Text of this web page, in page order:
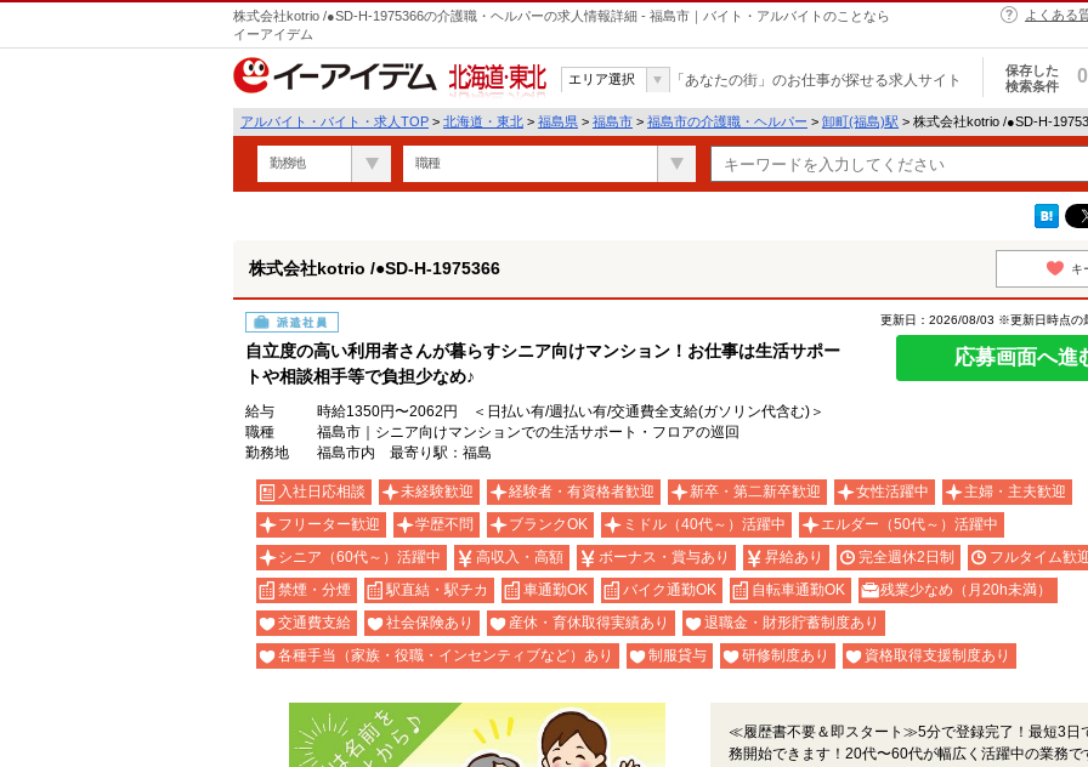
株式会社kotrio /●SD-H-1975366の介護職・ヘルパーの求人情報詳細 - 福島市｜バイト・アルバイトのことなら
イーアイデム
よくある
北海道・東北
エリア選択 「あなたの街」のお仕事が探せる求人サイト
保存した
検索条件
0
アルバイト・バイト・求人TOP > 北海道・東北 > 福島県 > 福島市 > 福島市の介護職・ヘルパー > 卸町(福島)駅 > 株式会社kotrio /●SD-H-
勤務地 職種
株式会社kotrio /●SD-H-1975366 キ
派遣社員
自立度の高い利用者さんが暮らすシニア向けマンション！お仕事は生活サポー
トや相談相手等で負担少なめ♪
更新日：2026/08/03 ※更新日時点の
応募画面へ進
給与
時給1350円〜2062円 ＜日払い有/週払い有/交通費全支給(ガソリン代含む)＞
職種
福島市｜シニア向けマンションでの生活サポート・フロアの巡回
勤務地
福島市内 最寄り駅：福島
入社日応相談 未経験歓迎 経験者・有資格者歓迎 新卒・第二新卒歓迎 女性活躍中
主婦・主夫歓迎
フリーター歓迎
学歴不問 ブランクOK ミドル（40代～）活躍中
エルダー（50代～）活躍中
シニア（60代～）活躍中
高収入・高額 ボーナス・賞与あり 昇給あり 完全週休2日制
フルタイム歓
禁煙・分煙
駅直結・駅チカ 車通勤OK バイク通勤OK 自転車通勤OK
残業少なめ（月20h未満）
交通費支給
社会保険あり 産休・育休取得実績あり
退職金・財形貯蓄制度あり
各種手当（家族・役職・インセンティブなど）あり
制服貸与 研修制度あり 資格取得支援制度あり
≪履歴書不要＆即スタート≫5分で登録完了！最短3日
務開始できます！20代〜60代が幅広く活躍中の業務で